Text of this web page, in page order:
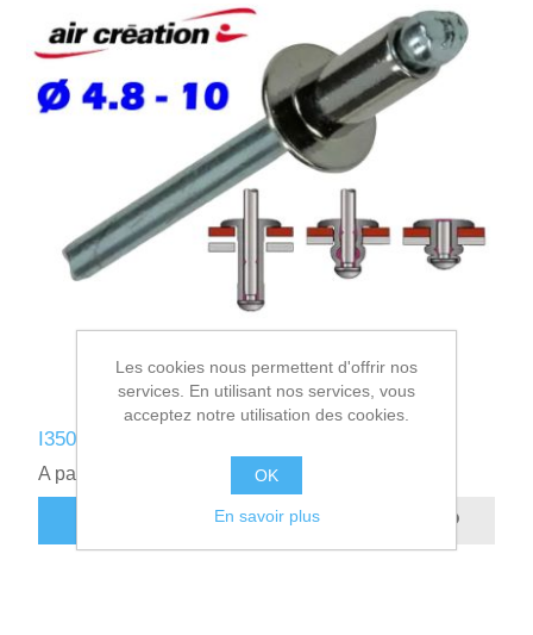
I350210 - RIVET INOX 4.8-10
A partir de 0,36€ HT
AJOUTER AU PANIER
Les cookies nous permettent d'offrir nos
services. En utilisant nos services, vous
acceptez notre utilisation des cookies.
OK
En savoir plus